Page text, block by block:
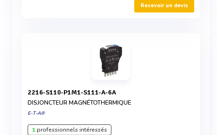
Recevoir un devis
2216-S110-P1M1-S111-A-6A
DISJONCTEUR MAGNÉTOTHERMIQUE
E-T-A®
1professionnels intéressés